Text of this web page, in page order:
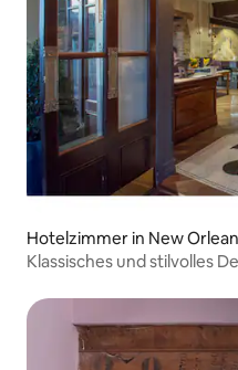
Hotelzimmer in New
Klassisches und stilvolles